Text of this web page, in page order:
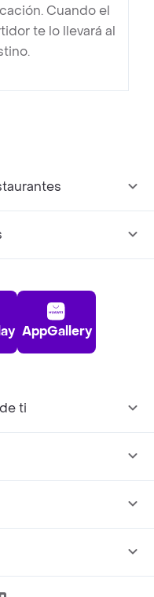
Cuando el
te lo llevará al
AppGallery
ti